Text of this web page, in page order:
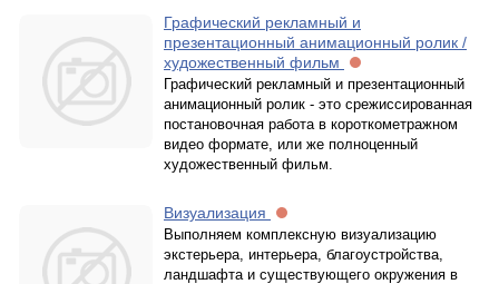
Графический рекламный и
презентационный анимационный ролик /
художественный фильм
Графический рекламный и презентационный
анимационный ролик - это срежиссированная
постановочная работа в короткометражном
видео формате, или же полноценный
художественный фильм.
Визуализация
Выполняем комплексную визуализацию
экстерьера, интерьера, благоустройства,
ландшафта и существующего окружения в